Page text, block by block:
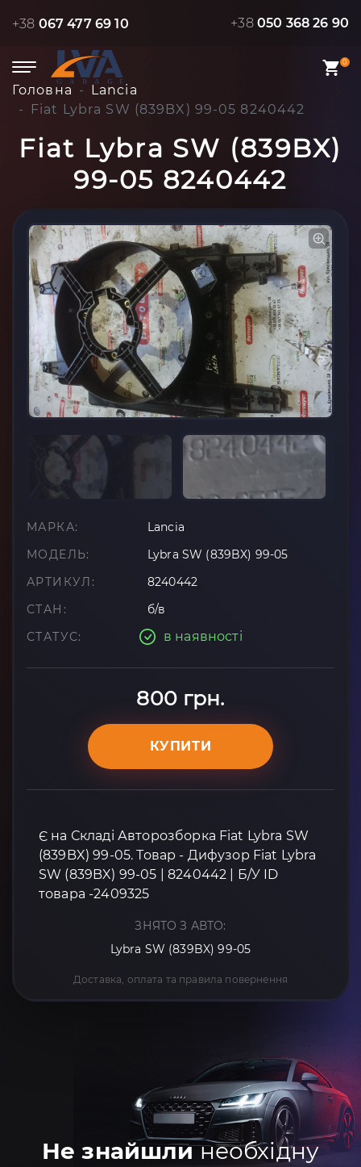
+38 067 477 69 10 +38 050 368 26 90
0
Головна
Lancia
Fiat Lybra SW (839BX) 99-05 8240442
Fiat Lybra SW (839BX)
99-05 8240442
МАРКА:
Lancia
МОДЕЛЬ:
Lybra SW (839BX) 99-05
АРТИКУЛ:
8240442
СТАН:
б/в
СТАТУС:
в наявності
800 грн.
КУПИТИ
Є на Складі Авторозборка Fiat Lybra SW
(839BX) 99-05. Товар - Дифузор Fiat Lybra
SW (839BX) 99-05 | 8240442 | Б/У ID
товара -2409325
ЗНЯТО З АВТО:
Lybra SW (839BX) 99-05
Доставка, оплата та правила повернення
Не знайшлинеобхідну